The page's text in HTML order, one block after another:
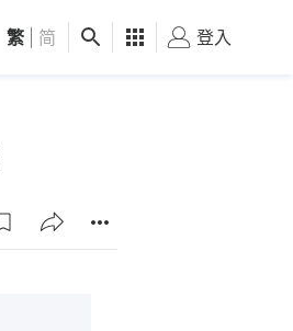
觀點 健康 好食玩飛
繁 简 登入